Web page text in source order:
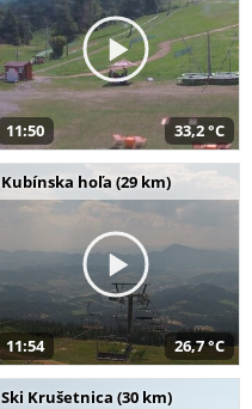
11:50 33,2 °C
Kubínska hoľa (29 km)
11:54 26,7 °C
Ski Krušetnica (30 km)